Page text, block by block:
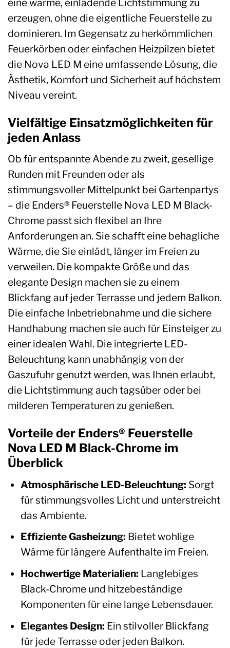
eine warme, einladende Lichtstimmung zu
erzeugen, ohne die eigentliche Feuerstelle zu
dominieren. Im Gegensatz zu herkömmlichen
Feuerkörben oder einfachen Heizpilzen bietet
die Nova LED M eine umfassende Lösung, die
Ästhetik, Komfort und Sicherheit auf höchstem
Niveau vereint.
Vielfältige Einsatzmöglichkeiten für
jeden Anlass
Ob für entspannte Abende zu zweit, gesellige
Runden mit Freunden oder als
stimmungsvoller Mittelpunkt bei Gartenpartys
– die Enders® Feuerstelle Nova LED M Black-
Chrome passt sich flexibel an Ihre
Anforderungen an. Sie schafft eine behagliche
Wärme, die Sie einlädt, länger im Freien zu
verweilen. Die kompakte Größe und das
elegante Design machen sie zu einem
Blickfang auf jeder Terrasse und jedem Balkon.
Die einfache Inbetriebnahme und die sichere
Handhabung machen sie auch für Einsteiger zu
einer idealen Wahl. Die integrierte LED-
Beleuchtung kann unabhängig von der
Gaszufuhr genutzt werden, was Ihnen erlaubt,
die Lichtstimmung auch tagsüber oder bei
milderen Temperaturen zu genießen.
Vorteile der Enders® Feuerstelle
Nova LED M Black-Chrome im
Überblick
Atmosphärische LED-Beleuchtung: Sorgt
für stimmungsvolles Licht und unterstreicht
das Ambiente.
Effiziente Gasheizung: Bietet wohlige
Wärme für längere Aufenthalte im Freien.
Hochwertige Materialien: Langlebiges
Black-Chrome und hitzebeständige
Komponenten für eine lange Lebensdauer.
Elegantes Design: Ein stilvoller Blickfang
für jede Terrasse oder jeden Balkon.